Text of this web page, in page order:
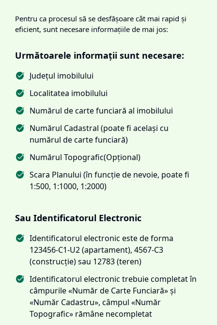
Pentru ca procesul să se desfășoare cât mai rapid și
eficient, sunt necesare informațiile de mai jos:
Următoarele informații sunt necesare:
Județul imobilului
Localitatea imobilului
Numărul de carte funciară al imobilului
Numărul Cadastral (poate fi același cu
numărul de carte funciară)
Numărul Topografic(Opțional)
Scara Planului (în funcție de nevoie, poate fi
1:500, 1:1000, 1:2000)
Sau Identificatorul Electronic
Identificatorul electronic este de forma
123456-C1-U2 (apartament), 4567-C3
(construcție) sau 12783 (teren)
Identificatorul electronic trebuie completat în
câmpurile «Număr de Carte Funciară» și
«Număr Cadastru», câmpul «Număr
Topografic» rămâne necompletat